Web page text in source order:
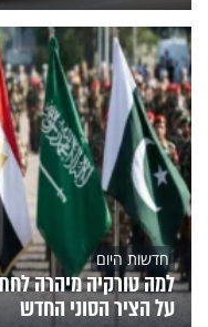
חדשות היום
למה טורקיה מיהרה
על הציר הסוני החדש